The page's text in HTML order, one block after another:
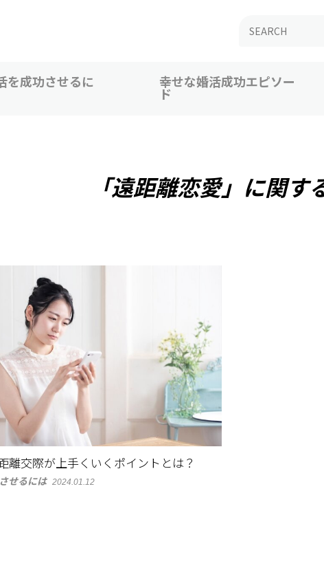
を成功させるに
幸せな婚活成功エピソー
ド
活恋活を応援
「遠距離恋愛」に関す
離交際が上手くいくポイントとは？
せるには 2024.01.12